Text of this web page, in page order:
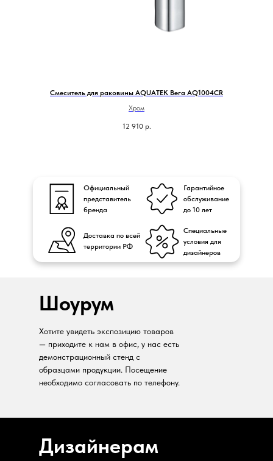
Смеситель для раковины AQUATEK Вега AQ1004CR
Хром
12 910 р.
Официальный
представитель
бренда
Доставка по всей
территории РФ
Гарантийное
обслуживание
до 10 лет
Специальные
условия для
дизайнеров
Шоурум
Хотите увидеть экспозицию товаров
— приходите к нам в офис, у нас есть
демонстрационный стенд с
образцами продукции. Посещение
необходимо согласовать по телефону.
Дизайнерам